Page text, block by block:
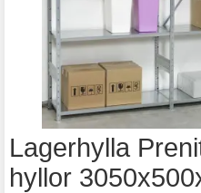
Lagerhylla
hyllor